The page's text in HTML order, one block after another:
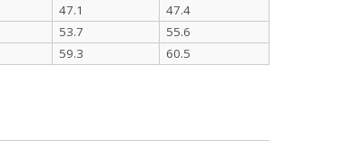
47.1 47.4
53.7 55.6
59.3 60.5